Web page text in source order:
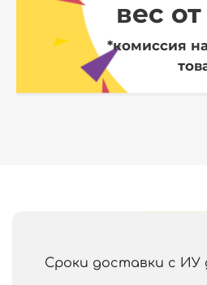
вес
*комиссия на
Сроки доставки с ИУ